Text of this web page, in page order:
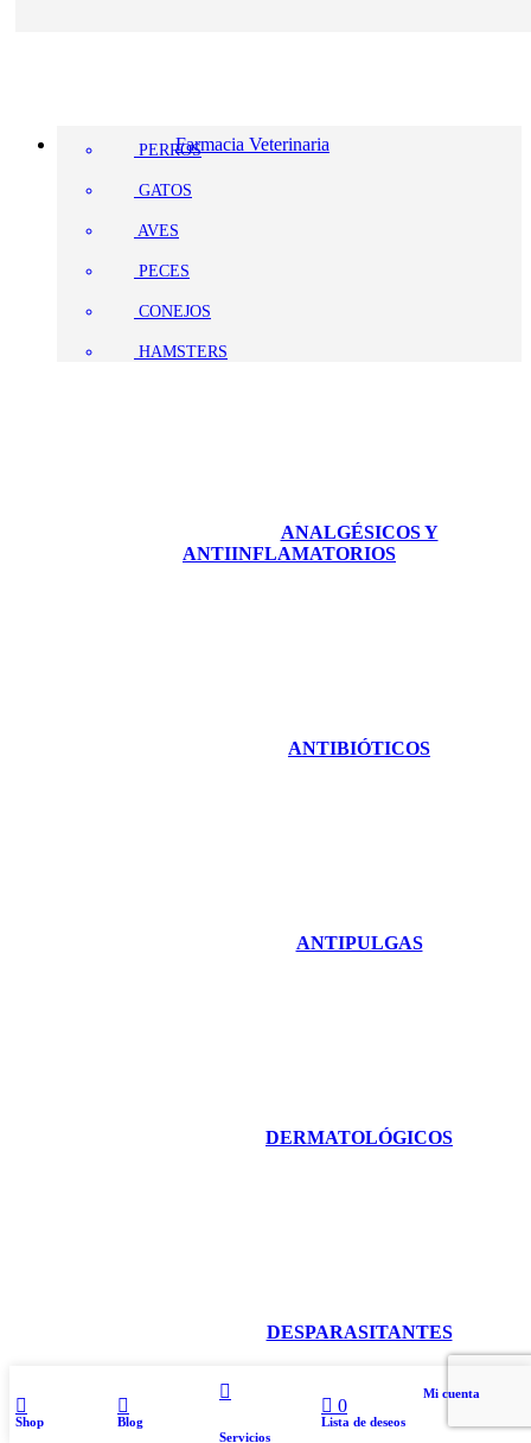
Farmacia Veterinaria
PERROS
GATOS
AVES
PECES
CONEJOS
HAMSTERS
ANALGÉSICOS Y
ANTIINFLAMATORIOS
ANTIBIÓTICOS
ANTIPULGAS
DERMATOLÓGICOS
DESPARASITANTES
Shop
Blog
Servicios
0
Lista de deseos
Mi cuenta